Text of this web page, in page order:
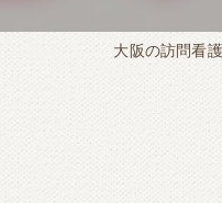
大阪の訪問看